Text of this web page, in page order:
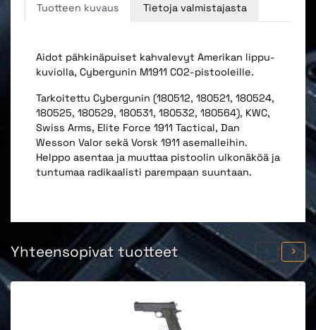
Tuotteen kuvaus Tietoja valmistajasta
Aidot pähkinäpuiset kahvalevyt Amerikan lippu-
kuviolla, Cybergunin M1911 CO2-pistooleille.
Tarkoitettu Cybergunin (180512, 180521, 180524,
180525, 180529, 180531, 180532, 180564), KWC,
Swiss Arms, Elite Force 1911 Tactical, Dan
Wesson Valor sekä Vorsk 1911 asemalleihin.
Helppo asentaa ja muuttaa pistoolin ulkonäköä ja
tuntumaa radikaalisti parempaan suuntaan.
Yhteensopivat tuotteet